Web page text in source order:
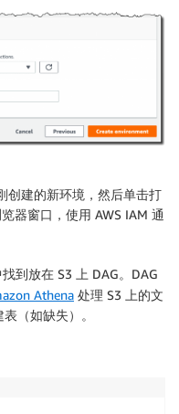
创建的新环境，然后单击打
器窗口，使用 AWS IAM 通
到放在 S3 上 DAG。DAG
Athena 处理 S3 上的文
（如缺失）。